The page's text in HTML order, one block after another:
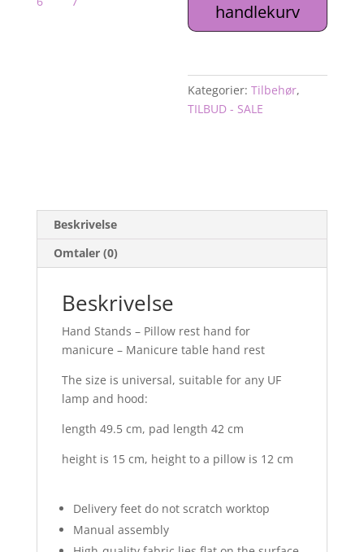
armstøtte
rest
pillow
handlekurv
Kategorier: Tilbehør,
TILBUD - SALE
Beskrivelse
Omtaler (0)
Beskrivelse
Hand Stands – Pillow rest hand for
manicure – Manicure table hand rest
The size is universal, suitable for any UF
lamp and hood:
length 49.5 cm, pad length 42 cm
height is 15 cm, height to a pillow is 12 cm
Delivery feet do not scratch worktop
Manual assembly